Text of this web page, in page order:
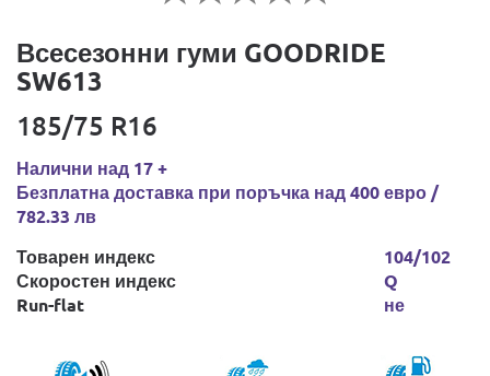
Всесезонни гуми GOODRIDE
SW613
185/75 R16
Налични над 17 +
Безплатна доставка при поръчка над 400 евро /
782.33 лв
Товарен индекс
Скоростен индекс
Run-flat
104/102
Q
не